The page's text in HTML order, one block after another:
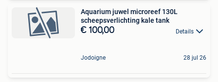
Aquarium juwel microreef 130L
scheepsverlichting kale tank
€ 100,00 Details
Jodoigne 28 jul 26